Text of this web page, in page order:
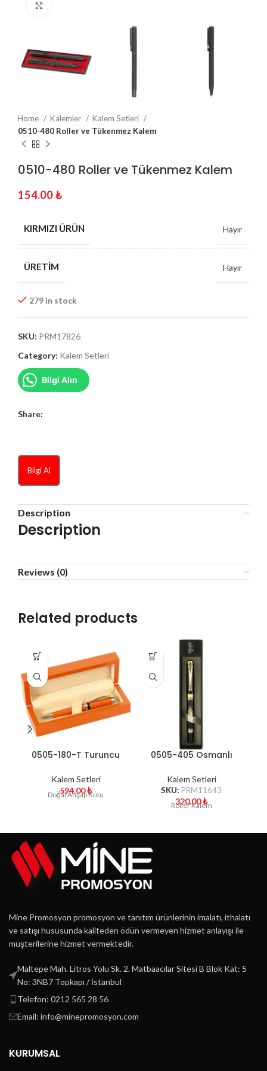
Home Kalemler
Kalem Setleri
0510-480 Roller ve Tükenmez Kalem
0510-480 Roller ve Tükenmez Kalem
154.00₺
KIRMIZI ÜRÜN Hayır
ÜRETIM Hayır
279 in stock
SKU: PRM17826
Category: Kalem Setleri
Bilgi Alın
Share:
Bilgi Al
Description
Description
Reviews (0)
Related products
0505-180-T Turuncu
Kalem
Kalem Setleri
594.00₺
Doğal Ahşap Kutu
0505-405 Osmanlı
Kalem Seti
Kalem Setleri
SKU: PRM11643
320.00₺
Roller Kalem
Mine Promosyon promosyon ve tanıtım ürünlerinin imalatı, ithalatı
ve satışı hususunda kaliteden ödün vermeyen hizmet anlayışı ile
müşterilerine hizmet vermektedir.
Maltepe Mah. Litros Yolu Sk. 2. Matbaacılar Sitesi B Blok Kat: 5
No: 3NB7 Topkapı / İstanbul
Telefon: 0212 565 28 56
Email: info@minepromosyon.com
KURUMSAL